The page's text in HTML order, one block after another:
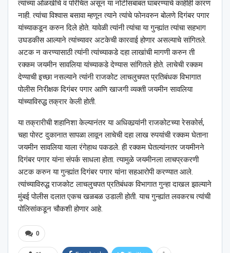
त्यांच्या ओळखीचे व परिचित असून या नोटीसबाबत घाबरण्याचे काहीही कारण
नाही. त्यांचा विश्‍वास बसावा म्हणून त्याने त्यांचे फोनवरुन बोलणे दिगंबर पगार
यांच्याकडून करुन दिले होते. यावेळी त्यांनी त्यांचा या गुन्ह्यांत त्यांचा सहभाग
उघडकीस आल्याने त्यांच्यावर अटकेची कारवाई होणार असल्याचे सांगितले.
अटक न करण्यासाठी त्यांनी त्यांच्याकडे दहा लाखांची मागणी करुन ती
रक्कम जयमीन सावलिया यांच्याकडे देण्यास सांगितले होते. लाचेची रक्कम
देण्याची इच्छा नसल्याने त्यांनी राजकोट लाचलुचपत प्रतिबंधक विभागात
पोलीस निरीक्षक दिगंबर पगार आणि खाजगी व्यक्ती जयमीन सावलिया
यांच्याविरुद्ध तक्रार केली होती.
या तक्रारीची शहानिशा केल्यानंतर या अधिकार्‍यांनी राजकोटच्या रेसकोर्स,
चहा पोस्ट दुकानात सापळा लावून लाचेची दहा लाख रुपयांची रक्कम घेताना
जयमीन सावलिया याला रंगेहाथ पकडले. ही रक्कम घेतल्यांनतर जयमीनने
दिगंबर पगार यांना संपर्क साधला होता. त्यामुळे जयमीनला लाचप्रकरणी
अटक करुन या गुन्ह्यांत दिगंबर पगार यांना सहआरोपी करण्यात आले.
त्यांच्याविरुद्ध राजकोट लाचलुचपत प्रतिबंधक विभागात गुन्हा दाखल झाल्याने
मुंबई पोलीस दलात एकच खळबळ उडाली होती. याच गुन्ह्यांत लवकरच त्यांची
पोलिसांकडून चौकशी होणार आहे.
0